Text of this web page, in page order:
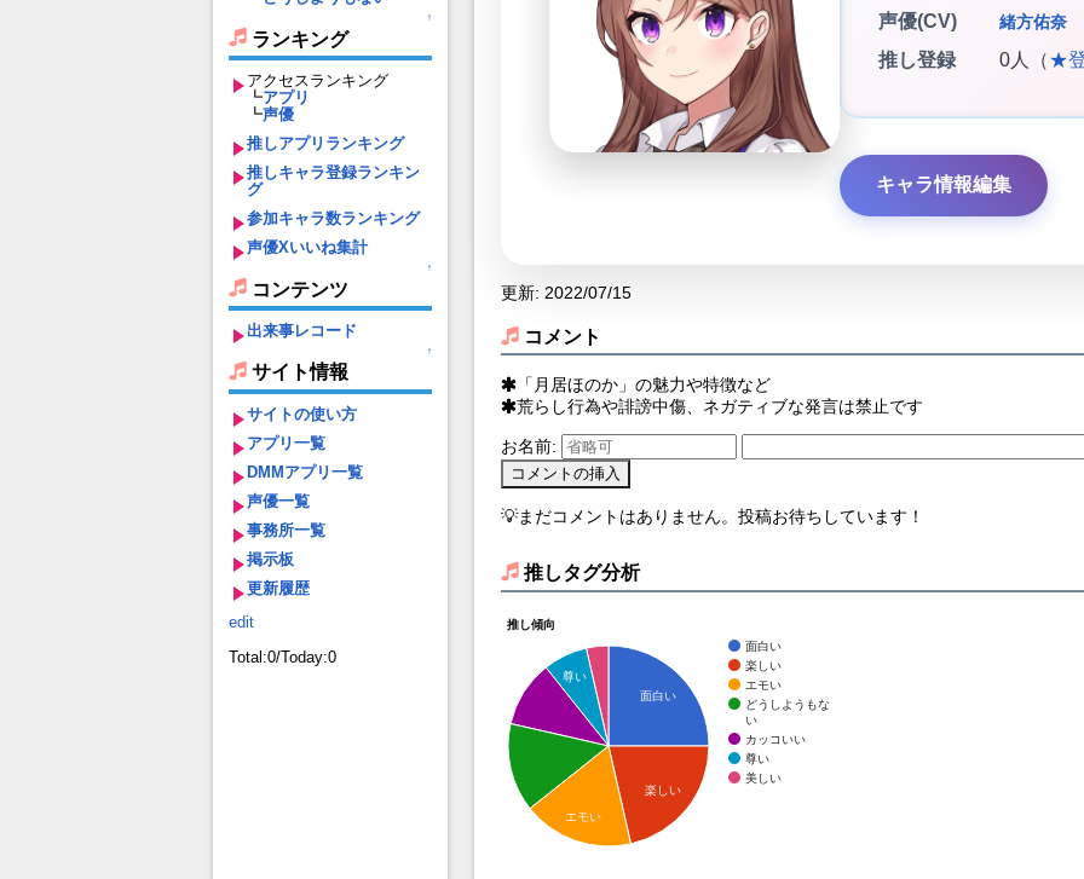
↑
ランキング
アクセスランキング
┗アプリ
┗声優
推しアプリランキング
推しキャラ登録ランキン
グ
参加キャラ数ランキング
声優Xいいね集計
↑
コンテンツ
出来事レコード
↑
サイト情報
サイトの使い方
アプリ一覧
DMMアプリ一覧
声優一覧
事務所一覧
掲示板
更新履歴
edit
Total:0/Today:0
声優(CV)
緒方佑奈
推し登録 0人（★
キャラ情報編集
更新: 2022/07/15
コメント
「月居ほのか」の魅力や特徴など
荒らし行為や誹謗中傷、ネガティブな発言は禁止です
お名前:
💡まだコメントはありません。投稿お待ちしています！
推しタグ分析
推し傾向
面白い
楽しい
エモい
どうしようもな
い
カッコいい
尊い
美しい
面白い
楽しい
尊い
エモい